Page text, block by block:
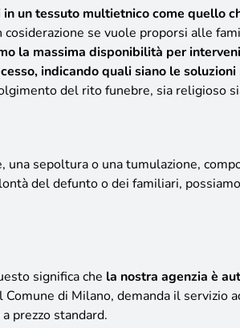
un tessuto multietnico come quello
se vuole proporsi alle
la massima disponibilità per
indicando quali siano le
del rito funebre, sia religioso
una sepoltura o una tumulazione,
del defunto o dei familiari,
significa che la nostra agenzia è
Comune di Milano, demanda il servizio
prezzo standard.